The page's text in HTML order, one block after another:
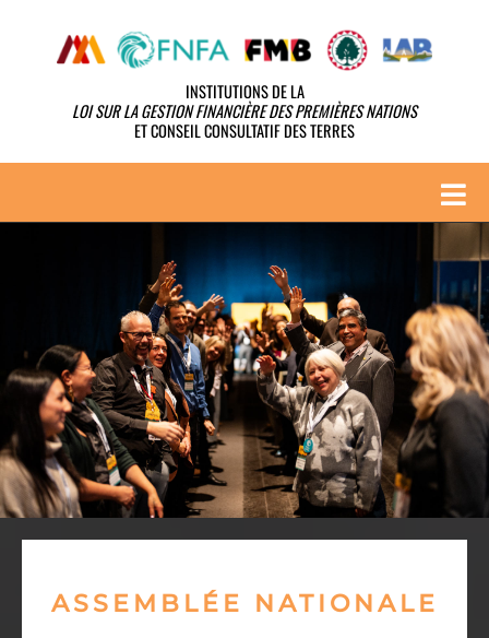
INSTITUTIONS DE LA
LOI SUR LA GESTION FINANCIÈRE DES PREMIÈRES NATIONS
ET CONSEIL CONSULTATIF DES TERRES
À PROPOS
PROGRAMME
JEUNES & AÎNÉS
PARTENAIRES
CONTACTER
EN
ASSEMBLÉE NATIONALE